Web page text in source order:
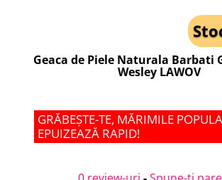
Geaca de Piele Naturala Barbati
Wesley LAWOV
GRĂBEȘTE-TE, MĂRIMILE
EPUIZEAZĂ RAPID!